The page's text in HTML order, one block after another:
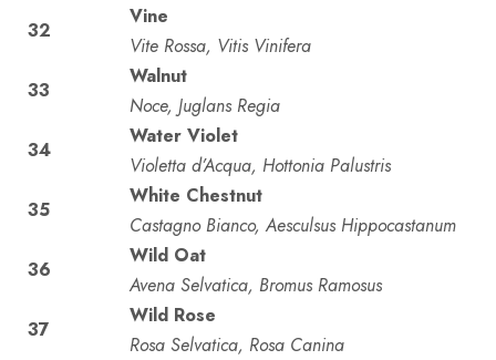
32
Vine
Vite Rossa, Vitis Vinifera
33
Walnut
Noce, Juglans Regia
34
Water Violet
Violetta d’Acqua, Hottonia Palustris
35
White Chestnut
Castagno Bianco, Aesculsus Hippocastanum
36
Wild Oat
Avena Selvatica, Bromus Ramosus
37
Wild Rose
Rosa Selvatica, Rosa Canina